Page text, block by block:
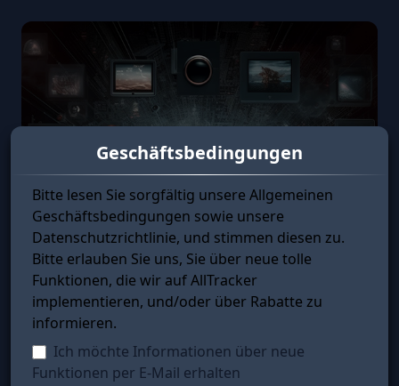
Geschäftsbedingungen
Bitte lesen Sie sorgfältig unsere Allgemeinen
Geschäftsbedingungen sowie unsere
Datenschutzrichtlinie, und stimmen diesen zu.
Bitte erlauben Sie uns, Sie über neue tolle
Funktionen, die wir auf AllTracker
implementieren, und/oder über Rabatte zu
informieren.
Ich möchte Informationen über neue
Funktionen per E-Mail erhalten